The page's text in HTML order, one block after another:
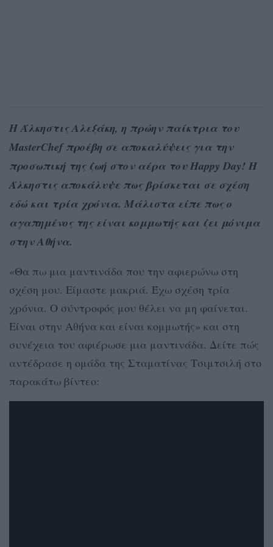
Η Άλκηστις Αλεξάκη, η πρώην παίκτρια του
MasterChef προέβη σε αποκαλύψεις για την
προσωπική της ζωή στον αέρα του Happy Day! H
Άλκηστις αποκάλυψε πως βρίσκεται σε σχέση
εδώ και τρία χρόνια. Μάλιστα είπε πως ο
αγαπημένος της είναι κομμωτής και ζει μόνιμα
στην Αθήνα.
«Θα πω μια μαντινάδα που την αφιερώνω στη
σχέση μου. Είμαστε μακριά. Έχω σχέση τρία
χρόνια. Ο σύντροφός μου θέλει να μη φαίνεται.
Είναι στην Αθήνα και είναι κομμωτής» και στη
συνέχεια του αφιέρωσε μια μαντινάδα. Δείτε πώς
αντέδρασε η ομάδα της Σταματίνας Τσιμτσιλή στο
παρακάτω βίντεο: